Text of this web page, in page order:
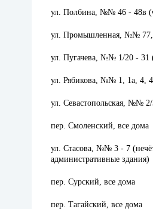
ул. Полбина, №№ 46 - 48в
ул. Промышленная, №№ 77,
ул. Пугачева, №№ 1/20 - 31
ул. Рябикова, №№ 1, 1а, 4,
ул. Севастопольская, №№
пер. Смоленский, все дома
ул. Стасова, №№ 3 - 7
административные здания)
пер. Сурский, все дома
пер. Тагайский, все дома